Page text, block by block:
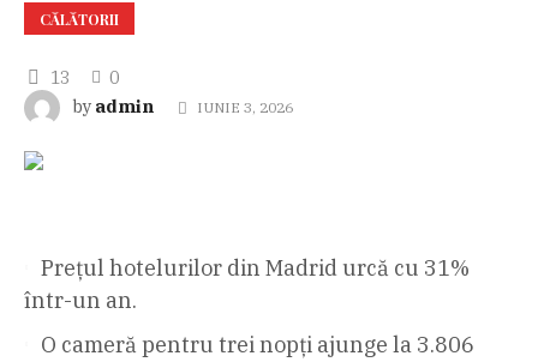
CĂLĂTORII
13
0
by admin IUNIE 3, 2026
Prețul hotelurilor din Madrid urcă cu 31%
într-un an.
O cameră pentru trei nopți ajunge la 3.806